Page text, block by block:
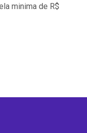
minima de R$